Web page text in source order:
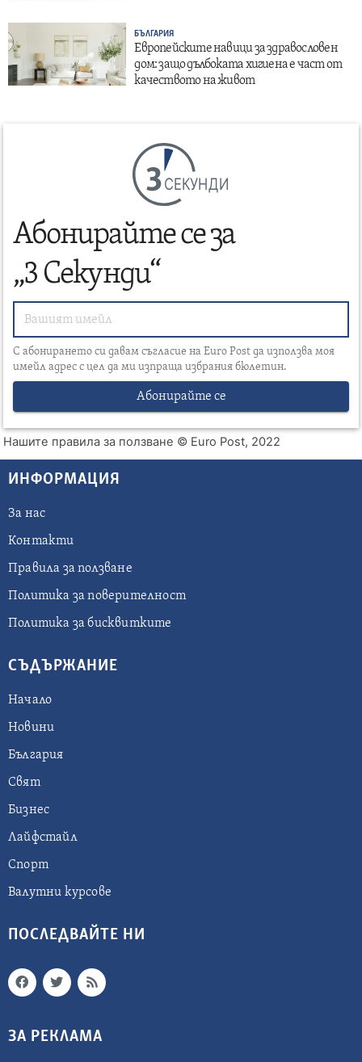
БЪЛГАРИЯ
Европейските навици за здравословен
дом: защо дълбоката хигиена е част от
качеството на живот
СЕКУНДИ
Абонирайте се за
„3 Секунди“
С абонирането си давам съгласие на Euro Post да използва моя
имейл адрес с цел да ми изпраща избрания бюлетин.
Абонирайте се
Нашите правила за ползване © Euro Post, 2022
ИНФОРМАЦИЯ
За нас
Контакти
Правила за ползване
Политика за поверителност
Политика за бисквитките
СЪДЪРЖАНИЕ
Начало
Новини
България
Свят
Бизнес
Лайфстайл
Спорт
Валутни курсове
ПОСЛЕДВАЙТЕ НИ
ЗА РЕКЛАМА